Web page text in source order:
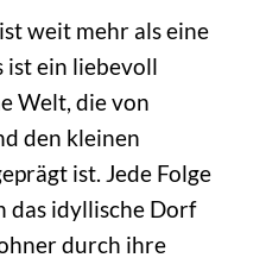
weit mehr als eine
ist ein liebevoll
Welt, die von
den kleinen
ist. Jede Folge
das idyllische Dorf
durch ihre